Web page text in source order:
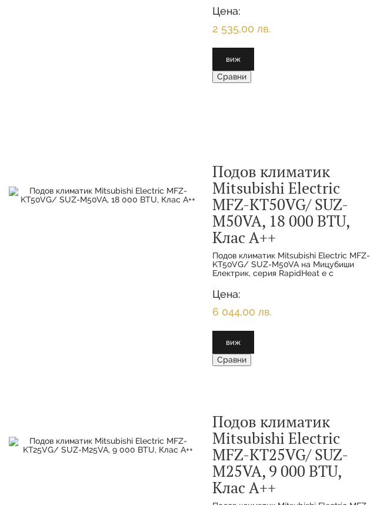
EER 4.39
Цена:
2 535,00 лв.
виж
Сравни
Подов климатик
Mitsubishi Electric
MFZ-KT50VG/ SUZ-
M50VA, 18 000 BTU,
Клас А++
Подов климатик Mitsubishi Electric MFZ-
KT50VG/ SUZ-M50VA на Мицубиши
Електрик, серия RapidHeat е с
позволява частично вграждане. Това е
най-безшумната подова серия –
Цена:
6 044,00 лв.
виж
Сравни
Подов климатик
Mitsubishi Electric
MFZ-KT25VG/ SUZ-
M25VA, 9 000 BTU,
Клас А++